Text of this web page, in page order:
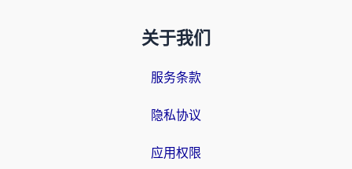
关于我们
服务条款
隐私协议
应用权限